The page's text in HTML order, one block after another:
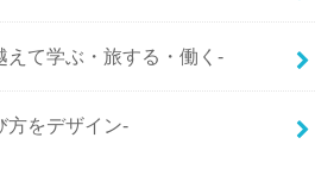
えて学ぶ・旅する・働く-
方をデザイン-